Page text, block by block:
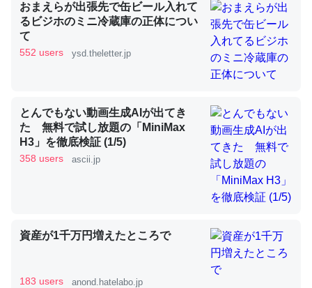
くらい。小説でいう「ずっと前の伏線」は回収されないけ
ど、短期記憶というには多い分量。進化すればするほど分
かりやすく強くなりそう
─GPTの仕組みと限界についての考察（１） - conceptualization
昆虫ってカルシウム少ないのか。知らんかった。調べたら
コオロギのカルシウム分はエビの600分の1程度。
─ニュース :: 【研究発表】昆虫学の大問題＝「昆虫はなぜ海にいな
おまえらが出張先で缶ビール入れて
るビジホのミニ冷蔵庫の正体につい
て
552 users ysd.theletter.jp
とんでもない動画生成AIが出てき
た 無料で試し放題の「MiniMax
H3」を徹底検証 (1/5)
358 users ascii.jp
資産が1千万円増えたところで
183 users anond.hatelabo.jp